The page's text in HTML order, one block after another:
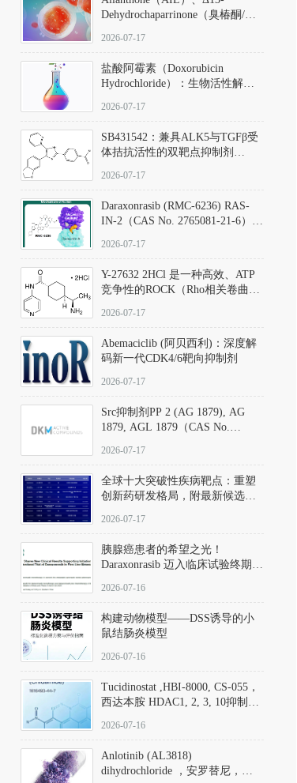
Dehydrochaparrinone（臭椿酮/臭
DKM货号 D806885
2026-07-17
盐酸阿霉素（Doxorubicin
Hydrochloride）：生物活性解
范
2026-07-17
SB431542：兼具ALK5与TGFβ受
体拮抗活性的双靶点抑制剂
D801067）
2026-07-17
Daraxonrasib (RMC-6236) RAS-
IN-2（CAS No. 2765081-21-6）：
向KRAS/NRAS/HRAS的广谱RAS
2026-07-17
Y-27632 2HCl 是一种高效、ATP
竞争性的ROCK（Rho相关卷曲螺
同等抑制ROCK1与ROCK2；其通
过精准嵌入激酶的ATP结合位点
发挥抑制作用，对ROCK1和
ROCK2的解离常数（Ki）分别为
140 nM和300 nM；在众多丝氨酸/
中，其靶向ROCK的选择性超过
200倍，凸显出优异的分子特异
2026-07-17
Abemaciclib (阿贝西利)：深度解
码新一代CDK4/6靶向抑制剂
2026-07-17
Src抑制剂PP 2 (AG 1879), AG
1879, AGL 1879（CAS No.
应用指南
2026-07-17
全球十大突破性疾病靶点：重塑
创新药研发格局，附最新候选分
2026-07-17
胰腺癌患者的希望之光！
Daraxonrasib 迈入临床试验终期阶
2026-07-16
构建动物模型——DSS诱导的小
鼠结肠炎模型
2026-07-16
Tucidinostat ,HBI-8000, CS-055，
西达本胺 HDAC1, 2, 3, 10抑制剂
D808567) - DKM活性分子
2026-07-16
Anlotinib (AL3818)
dihydrochloride ，安罗替尼，